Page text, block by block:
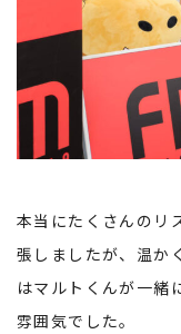
本当にたくさんのリ
張しましたが、温か
はマルトくんが一緒
雰囲気でした。